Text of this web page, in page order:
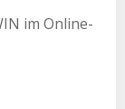
im Online-